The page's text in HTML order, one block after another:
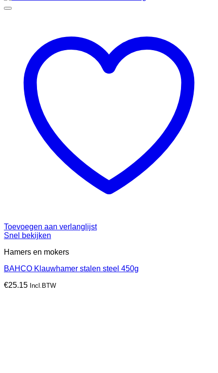
Toevoegen aan verlanglijst
Snel bekijken
Hamers en mokers
BAHCO Klauwhamer stalen steel 450g
€25.15 Incl.BTW